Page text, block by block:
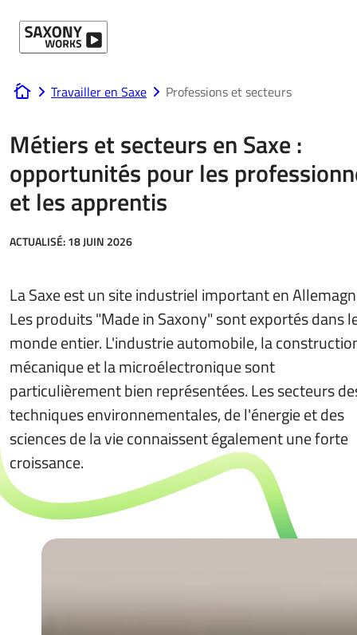
www.saxony-works.com
Travailler en Saxe Professions et secteurs
Métiers et secteurs en Saxe :
opportunités pour les
et les apprentis
ACTUALISÉ:18 JUIN 2026
La Saxe est un site industriel important en
Les produits "Made in Saxony" sont exportés dans
monde entier. L'industrie automobile, la
mécanique et la microélectronique sont
particulièrement bien représentées. Les secteurs
techniques environnementales, de l'énergie et des
sciences de la vie connaissent également une forte
croissance.